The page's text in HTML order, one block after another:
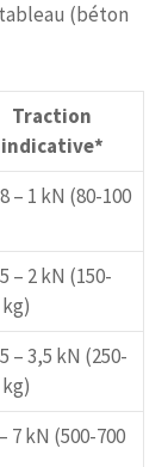
tableau (béton
Traction
indicative*
– 1 kN (80-100
– 2 kN (150-
kg)
– 3,5 kN (250-
7 kN (500-700